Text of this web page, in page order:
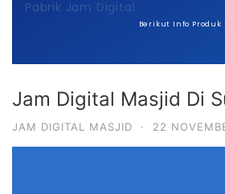
Pabrik Jam Digital
Berikut Info
Jam Digital Masjid Di
JAM DIGITAL MASJID · 22